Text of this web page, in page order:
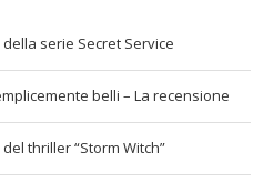
serie Secret Service
belli – La recensione
thriller “Storm Witch”